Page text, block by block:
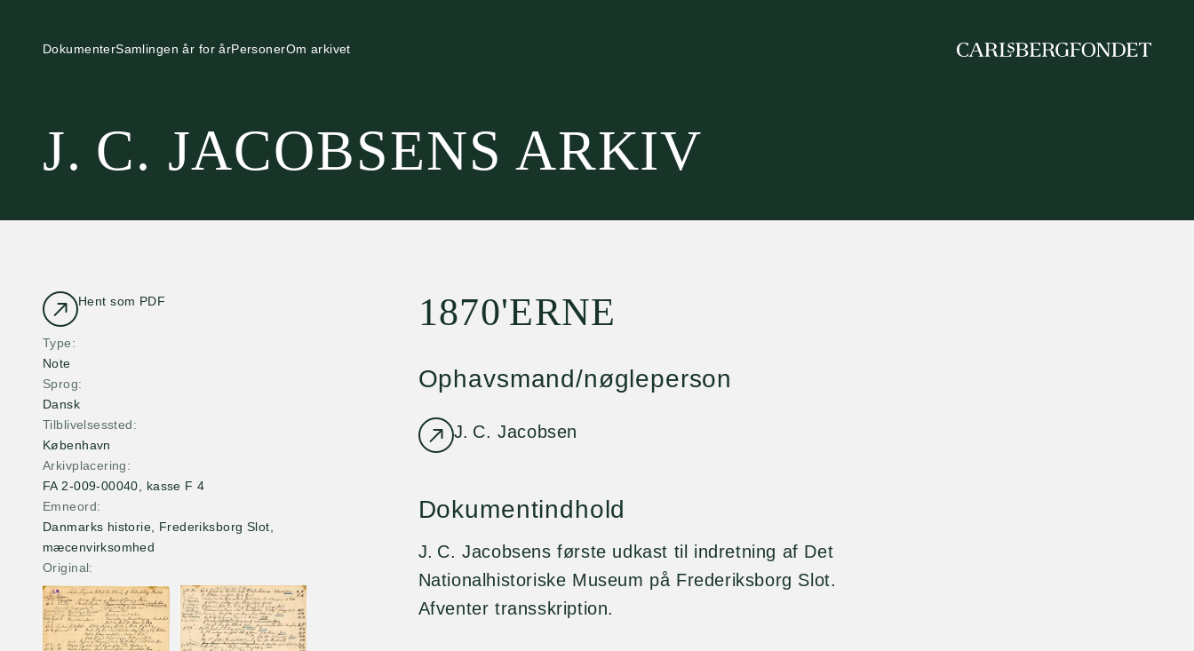
DokumenterSamlingen år for årPersonerOm arkivet
J. C. JACOBSENS ARKIV
Hent som PDF
Type
Note
Sprog
Dansk
Tilblivelsessted
København
Arkivplacering
FA 2-009-00040, kasse F 4
Emneord
Danmarks historie, Frederiksborg Slot,
mæcenvirksomhed
Original
1870'ERNE
Ophavsmand/nøgleperson
J. C. Jacobsen
Dokumentindhold
J. C. Jacobsens første udkast til indretning af Det
Nationalhistoriske Museum på Frederiksborg Slot.
Afventer transskription.